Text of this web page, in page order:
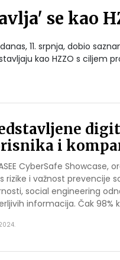
se kao
11. srpnja, dobio
kao HZZO s ciljem
i
CyberSafe Showcase,
rizike i važnost prevencije
social engineering
informacija. Čak 98%